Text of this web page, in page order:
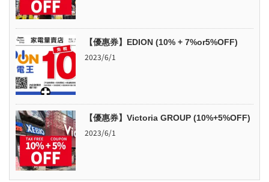
【優惠券】EDION (10% + 7%or5%OFF)
2023/6/1
【優惠券】Victoria GROUP (10%+5%OFF)
2023/6/1